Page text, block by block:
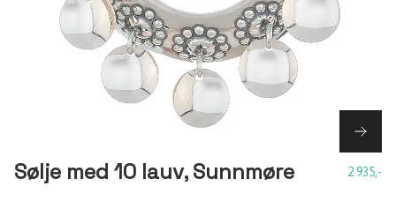
Sølje med 10 lauv, Sunnmøre 2 935,-